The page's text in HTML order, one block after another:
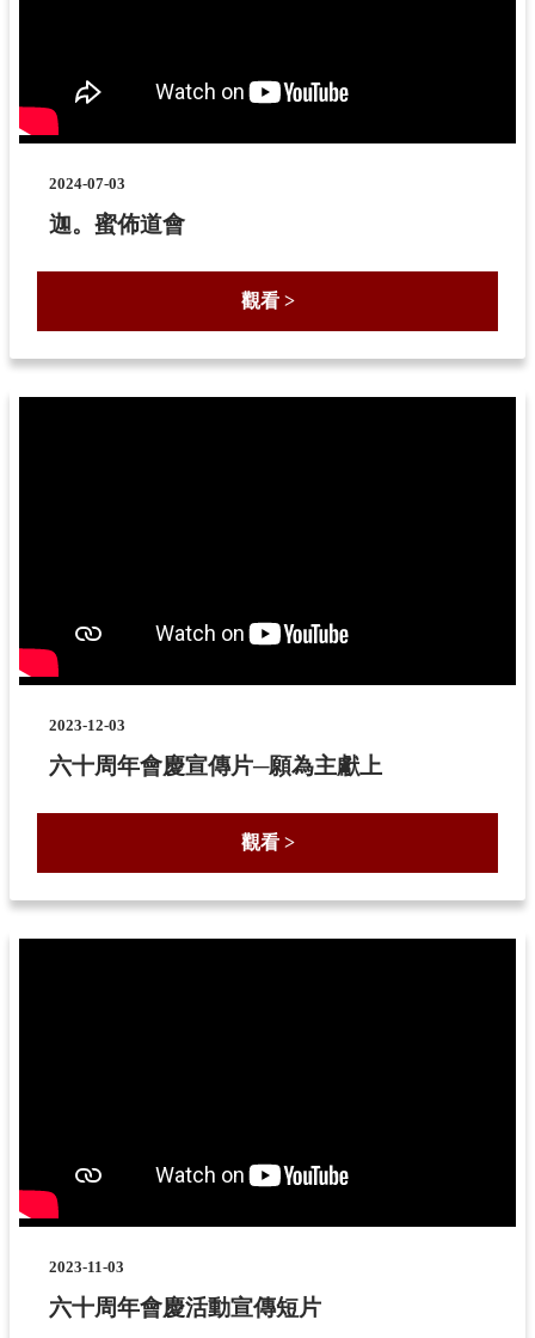
2024-07-03
迦。蜜佈道會
觀看 >
2023-12-03
六十周年會慶宣傳片─願為主獻上
觀看 >
2023-11-03
六十周年會慶活動宣傳短片